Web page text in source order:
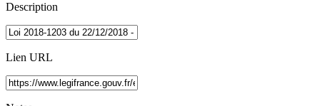
Description
Lien URL